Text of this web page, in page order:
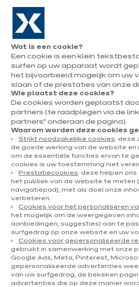
Naar de navigatie gaan
Naar de hoofdinhoud gaan
Menu
openen
Decoratie &
19 resultaten
DECORATIE & TRENDS
Tegels tegen je
lang leve faiences!
Wat is een cookie?
Een cookie is een klein
surfen op uw apparaat wordt
het bijvoorbeeld mogelijk om uw
slaan of de prestaties van onze
Wie plaatst deze cookies?
De cookies worden geplaatst
partners (te raadplegen via de
partners” onderaan de pagina).
Waarom worden deze cookies
Strikt noodzakelijke cookies: deze
de goede werking van de website en
om de essentiële functies ervan te
cookies is uw toestemming niet
Prestatiecookies: deze helpen
het publiek van de website te meten
navigatiepad), met als doel onze
verbeteren.
Cookies voor het personaliseren
het mogelijk om de weergegeven
aanbiedingen, suggesties) aan te
surfgedrag op onze website en uw
Cookies voor gepersonaliseerde
gebruikt in samenwerking met onze
Google Ads, Meta, Pinterest,
gepersonaliseerde advertenties
van uw surfgedrag, de bekeken
advertenties die op deze manier